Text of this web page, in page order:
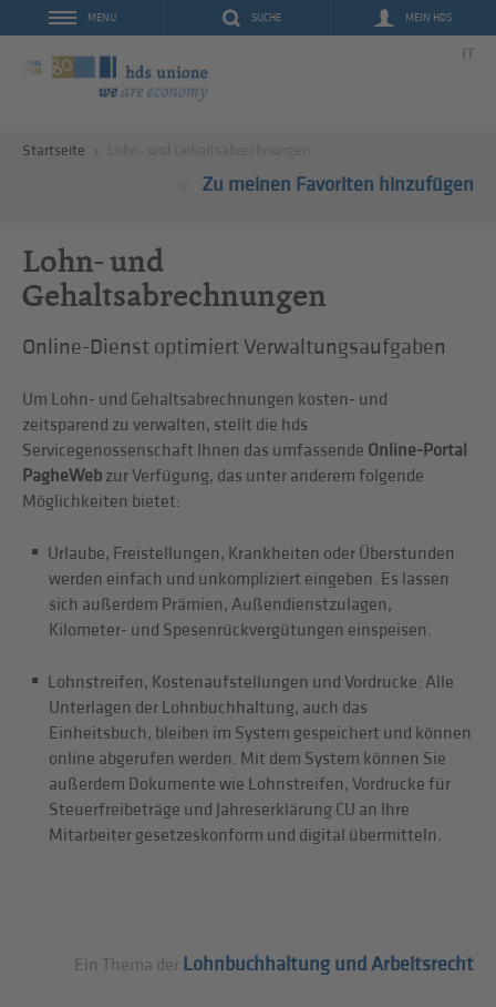
SUCHE MEIN HDS
MENU
IT
Startseite
Zu meinen Favoriten hinzufügen
Lohn- und
Gehaltsabrechnungen
Online-Dienst optimiert Verwaltungsaufgaben
Um Lohn- und Gehaltsabrechnungen kosten- und
zeitsparend zu verwalten, stellt die hds
Servicegenossenschaft Ihnen das umfassende Online-Portal
PagheWeb zur Verfügung, das unter anderem folgende
Möglichkeiten bietet:
Urlaube, Freistellungen, Krankheiten oder Überstunden
werden einfach und unkompliziert eingeben. Es lassen
sich außerdem Prämien, Außendienstzulagen,
Kilometer- und Spesenrückvergütungen einspeisen.
Lohnstreifen, Kostenaufstellungen und Vordrucke: Alle
Unterlagen der Lohnbuchhaltung, auch das
Einheitsbuch, bleiben im System gespeichert und können
online abgerufen werden. Mit dem System können Sie
außerdem Dokumente wie Lohnstreifen, Vordrucke für
Steuerfreibeträge und Jahreserklärung CU an Ihre
Mitarbeiter gesetzeskonform und digital übermitteln.
Ein Thema der Lohnbuchhaltung und Arbeitsrecht